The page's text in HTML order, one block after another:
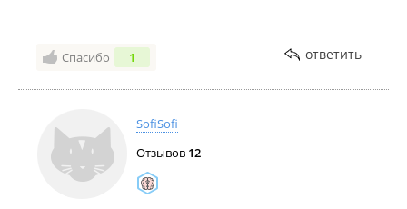
Спасибо 1 ответить
SofiSofi
Отзывов 12